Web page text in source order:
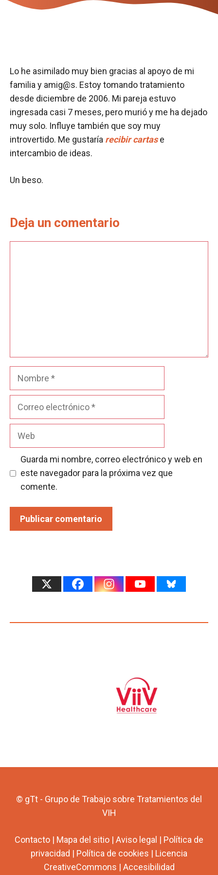
Lo he asimilado muy bien gracias al apoyo de mi
familia y amig@s. Estoy tomando tratamiento
desde diciembre de 2006. Mi pareja estuvo
ingresada casi 7 meses, pero murió y me ha dejado
muy solo. Influye también que soy muy
introvertido. Me gustaría recibir cartase
intercambio de ideas.
Un beso.
Deja un comentario
Nombre
Guarda mi nombre, correo electrónico y web en
este navegador para la próxima vez que
comente.
© gTt - Grupo de Trabajo sobre Tratamientos del
VIH
Contacto | Mapa del sitio | Aviso legal | Política de
privacidad | Política de cookies | Licencia
CreativeCommons | Accesibilidad